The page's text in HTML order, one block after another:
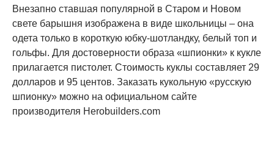
Внезапно ставшая популярной в Старом и Новом
свете барышня изображена в виде школьницы – она
одета только в короткую юбку-шотландку, белый топ и
гольфы. Для достоверности образа «шпионки» к кукле
прилагается пистолет. Стоимость куклы составляет 29
долларов и 95 центов. Заказать кукольную «русскую
шпионку» можно на официальном сайте
производителя Herobuilders.com